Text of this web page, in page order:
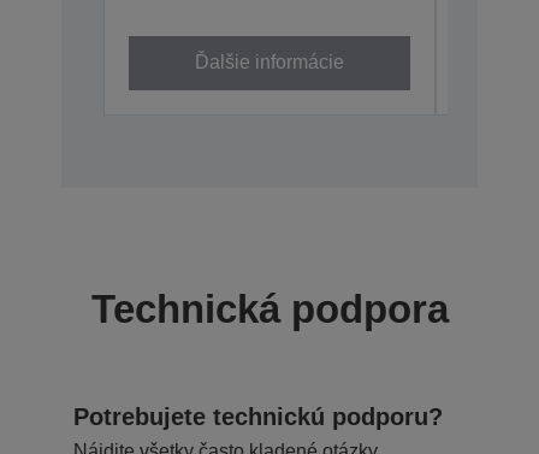
Ďalšie informácie
Technická podpora
Potrebujete technickú podporu?